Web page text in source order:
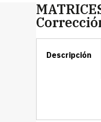
Descripción